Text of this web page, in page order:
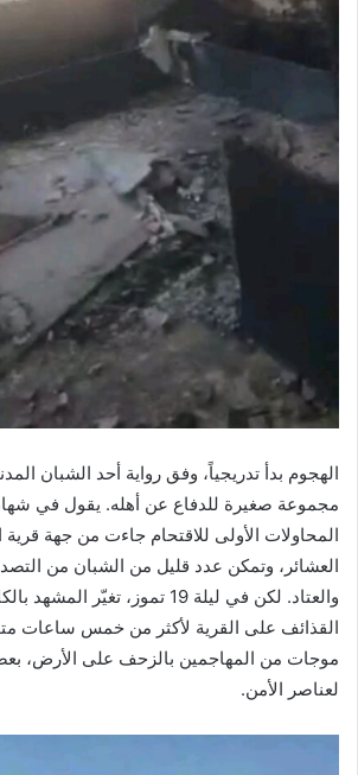
الهجوم بدأ تدريجياً، وفق رواية أحد الشبان
مجموعة صغيرة للدفاع عن أهله. يقول في
المحاولات الأولى للاقتحام جاءت من جهة قرية
العشائر، وتمكن عدد قليل من الشبان من
والعتاد. لكن في ليلة 19 تموز، تغيّر
القذائف على القرية لأكثر من خمس ساعات
موجات من المهاجمين بالزحف على الأرض،
لعناصر الأمن.